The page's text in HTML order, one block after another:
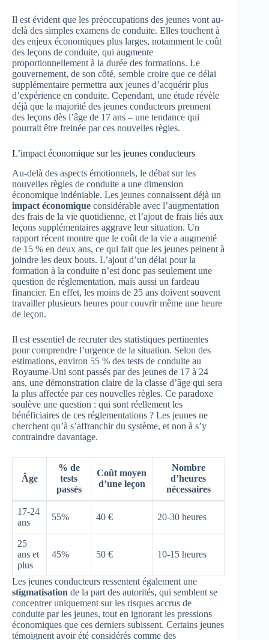
Il est évident que les préoccupations des jeunes vont au-
delà des simples examens de conduite. Elles touchent à
des enjeux économiques plus larges, notamment le coût
des leçons de conduite, qui augmente
proportionnellement à la durée des formations. Le
gouvernement, de son côté, semble croire que ce délai
supplémentaire permettra aux jeunes d’acquérir plus
d’expérience en conduite. Cependant, une étude révèle
déjà que la majorité des jeunes conducteurs prennent
des leçons dès l’âge de 17 ans – une tendance qui
pourrait être freinée par ces nouvelles règles.
L’impact économique sur les jeunes conducteurs
Au-delà des aspects émotionnels, le débat sur les
nouvelles règles de conduite a une dimension
économique indéniable. Les jeunes connaissent déjà un
impact économique considérable avec l’augmentation
des frais de la vie quotidienne, et l’ajout de frais liés aux
leçons supplémentaires aggrave leur situation. Un
rapport récent montre que le coût de la vie a augmenté
de 15 % en deux ans, ce qui fait que les jeunes peinent à
joindre les deux bouts. L’ajout d’un délai pour la
formation à la conduite n’est donc pas seulement une
question de réglementation, mais aussi un fardeau
financier. En effet, les moins de 25 ans doivent souvent
travailler plusieurs heures pour couvrir même une heure
de leçon.
Il est essentiel de recruter des statistiques pertinentes
pour comprendre l’urgence de la situation. Selon des
estimations, environ 55 % des tests de conduite au
Royaume-Uni sont passés par des jeunes de 17 à 24
ans, une démonstration claire de la classe d’âge qui sera
la plus affectée par ces nouvelles règles. Ce paradoxe
soulève une question : qui sont réellement les
bénéficiaires de ces réglementations ? Les jeunes ne
cherchent qu’à s’affranchir du système, et non à s’y
contraindre davantage.
Âge
% de
tests
passés
Coût moyen
d’une leçon
Nombre
d’heures
nécessaires
17-24
ans
55% 40 € 20-30 heures
25
ans et
plus
45% 50 € 10-15 heures
Les jeunes conducteurs ressentent également une
stigmatisation de la part des autorités, qui semblent se
concentrer uniquement sur les risques accrus de
conduite par les jeunes, tout en ignorant les pressions
économiques que ces derniers subissent. Certains jeunes
témoignent avoir été considérés comme des